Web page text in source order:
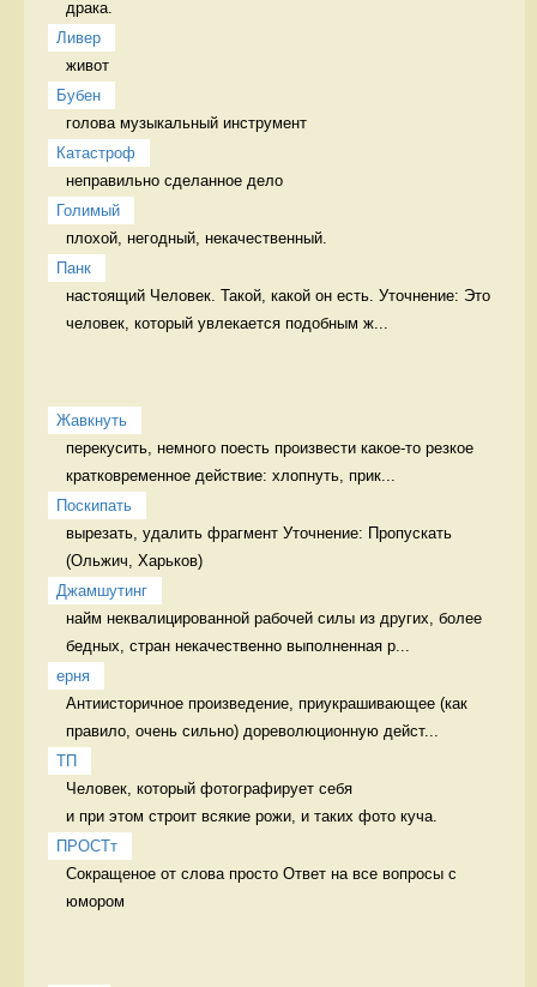
драка.
Ливер
живот
Бубен
голова музыкальный инструмент
Катастроф
неправильно сделанное дело
Голимый
плохой, негодный, некачественный.
Панк
настоящий Человек. Такой, какой он есть. Уточнение: Это
человек, который увлекается подобным ж...
Жавкнуть
перекусить, немного поесть произвести какое-то резкое
кратковременное действие: хлопнуть, прик...
Поскипать
вырезать, удалить фрагмент Уточнение: Пропускать
Джамшутинг
найм неквалицированной рабочей силы из других, более
бедных, стран некачественно выполненная р...
ерня
Антиисторичное произведение, приукрашивающее (как
правило, очень сильно) дореволюционную дейст...
ТП
Человек, который фотографирует себя
и при этом строит всякие рожи, и таких фото куча.
ПРОСТт
Сокращеное от слова просто Ответ на все вопросы с
юмором